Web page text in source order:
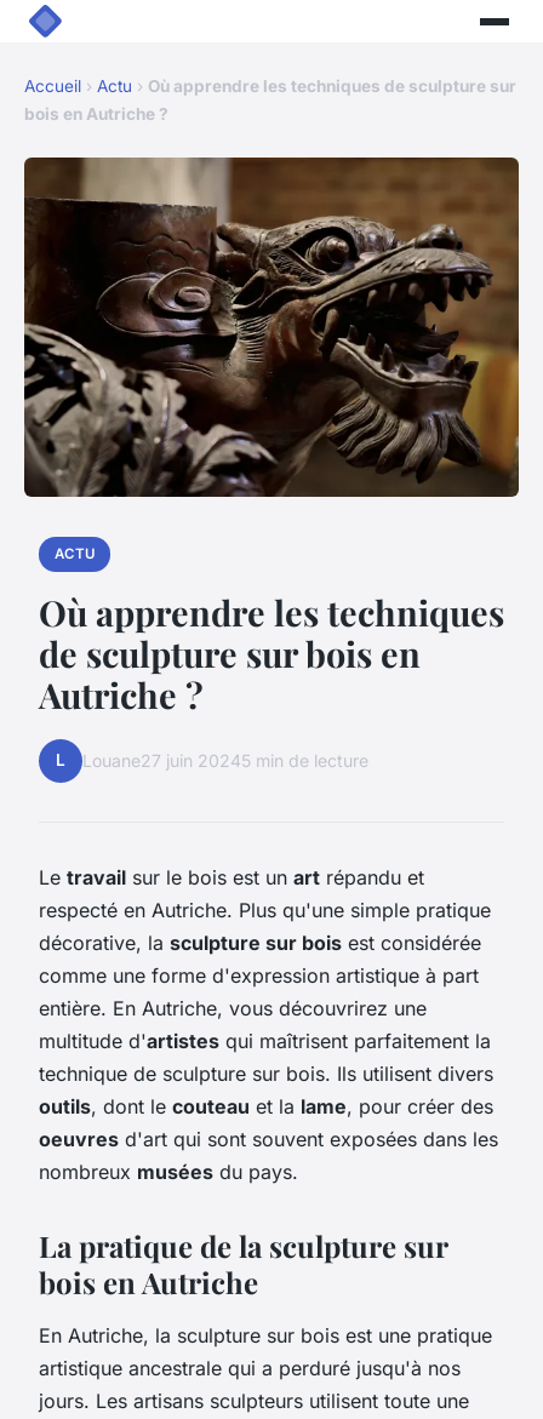
Accueil › Actu › Où apprendre les techniques de sculpture sur
bois en Autriche ?
ACTU
Où apprendre les techniques
de sculpture sur bois en
Autriche ?
L Louane27 juin 20245 min de lecture
Le travail sur le bois est un art répandu et
respecté en Autriche. Plus qu'une simple pratique
décorative, la sculpture sur bois est considérée
comme une forme d'expression artistique à part
entière. En Autriche, vous découvrirez une
multitude d'artistes qui maîtrisent parfaitement la
technique de sculpture sur bois. Ils utilisent divers
outils, dont le couteau et la lame, pour créer des
oeuvres d'art qui sont souvent exposées dans les
nombreux musées du pays.
La pratique de la sculpture sur
bois en Autriche
En Autriche, la sculpture sur bois est une pratique
artistique ancestrale qui a perduré jusqu'à nos
jours. Les artisans sculpteurs utilisent toute une